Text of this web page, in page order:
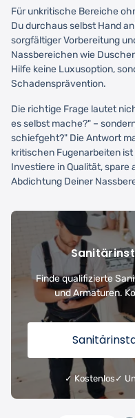
Für unkritische Bereiche
Du durchaus selbst Hand
sorgfältiger Vorbereitung
Nassbereichen wie
Hilfe keine Luxusoption,
Schadensprävention.
Die richtige Frage lautet
es selbst mache?" –
schiefgeht?" Die Antwort
kritischen Fugenarbeiten
Investiere in Qualität, spare
Abdichtung Deiner
Finde qualifizierte
und Armaturen.
✓ Kostenlos ✓